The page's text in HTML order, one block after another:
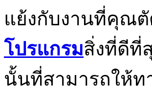
แย้งกับงานที่คุณ
โปรแกรมสิ่งที่ดีที่
นั้นที่สามารถให้ท